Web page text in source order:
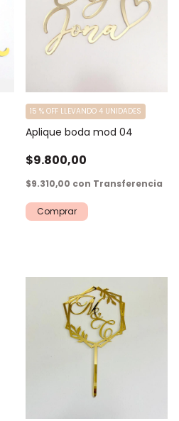
Aplique boda mod 04
$9.800,00
15 % OFF LLEVANDO 4 UNIDADES
$9.310,00 con Transferencia
Comprar